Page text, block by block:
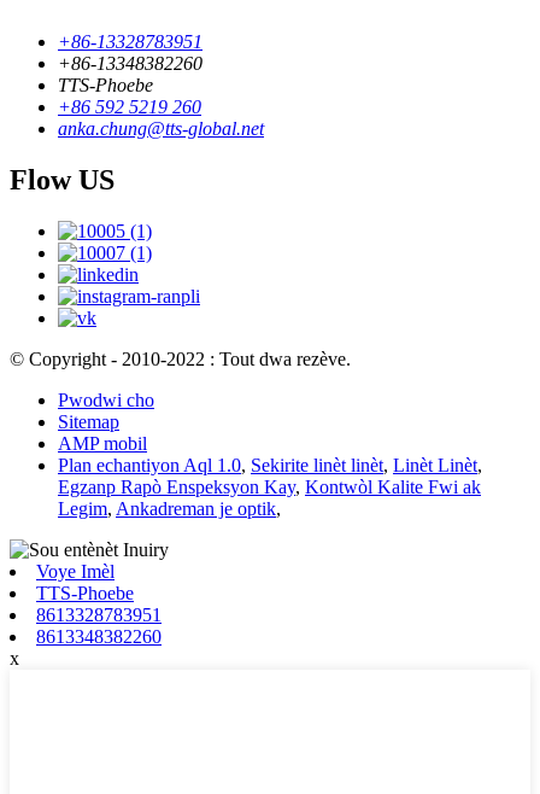
+86-13328783951
+86-13348382260
TTS-Phoebe
+86 592 5219 260
anka.chung@tts-global.net
Flow US
© Copyright - 2010-2022 : Tout dwa rezève.
Pwodwi cho
Sitemap
AMP mobil
Plan echantiyon Aql 1.0, Sekirite linèt linèt, Linèt Linèt,
Egzanp Rapò Enspeksyon Kay, Kontwòl Kalite Fwi ak
Legim, Ankadreman je optik,
Voye Imèl
TTS-Phoebe
8613328783951
8613348382260
x